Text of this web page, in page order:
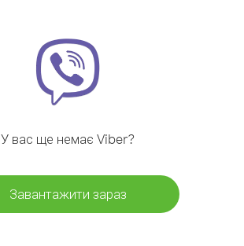
У вас ще немає Viber?
Завантажити зараз